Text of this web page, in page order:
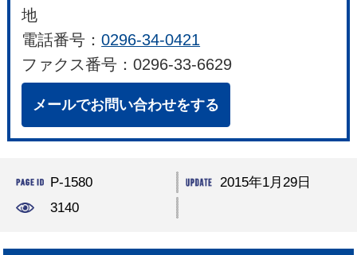
地
電話番号：0296-34-0421
ファクス番号：0296-33-6629
メールでお問い合わせをする
P-1580
2015年1月29日
3140